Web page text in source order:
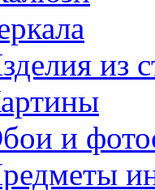
из
и